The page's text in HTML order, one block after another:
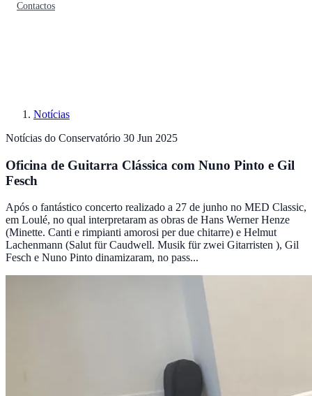
Contactos
Notícias
Notícias do Conservatório 30 Jun 2025
Oficina de Guitarra Clássica com Nuno Pinto e Gil
Fesch
Após o fantástico concerto realizado a 27 de junho no MED Classic,
em Loulé, no qual interpretaram as obras de Hans Werner Henze
(Minette. Canti e rimpianti amorosi per due chitarre) e Helmut
Lachenmann (Salut für Caudwell. Musik für zwei Gitarristen ), Gil
Fesch e Nuno Pinto dinamizaram, no pass...